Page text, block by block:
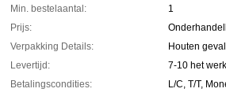
Min. bestelaantal:
1
Prijs:
Verpakking Details:
Houten geval
Levertijd:
7-10 het
Betalingscondities:
L/C, T/T,